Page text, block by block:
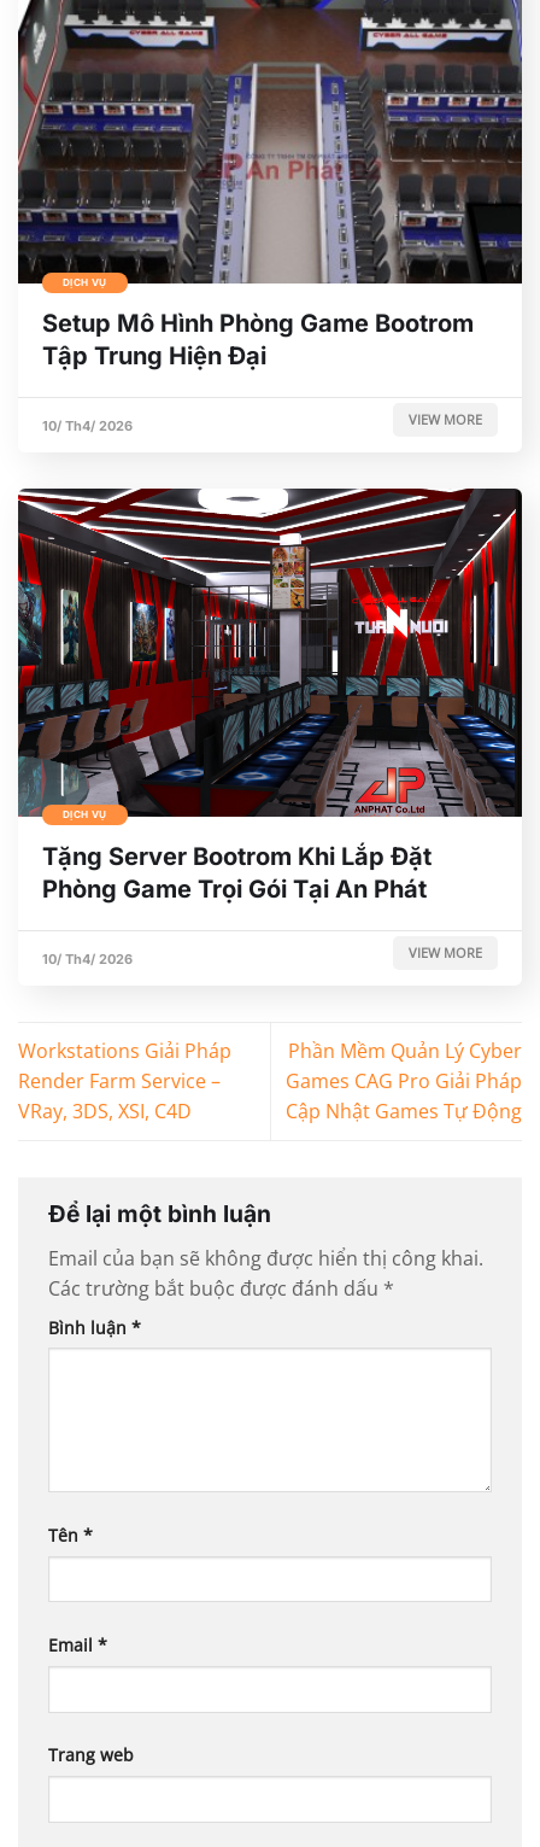
DỊCH VỤ
Setup Mô Hình Phòng Game Bootrom
Tập Trung Hiện Đại
10/ Th4/ 2026 VIEW MORE
DỊCH VỤ
Tặng Server Bootrom Khi Lắp Đặt
Phòng Game Trọi Gói Tại An Phát
10/ Th4/ 2026 VIEW MORE
Workstations Giải Pháp
Render Farm Service –
VRay, 3DS, XSI, C4D
Phần Mềm Quản Lý Cyber
Games CAG Pro Giải Pháp
Cập Nhật Games Tự Động
Để lại một bình luận
Email của bạn sẽ không được hiển thị công khai.
Các trường bắt buộc được đánh dấu *
Bình luận *
Tên *
Email *
Trang web